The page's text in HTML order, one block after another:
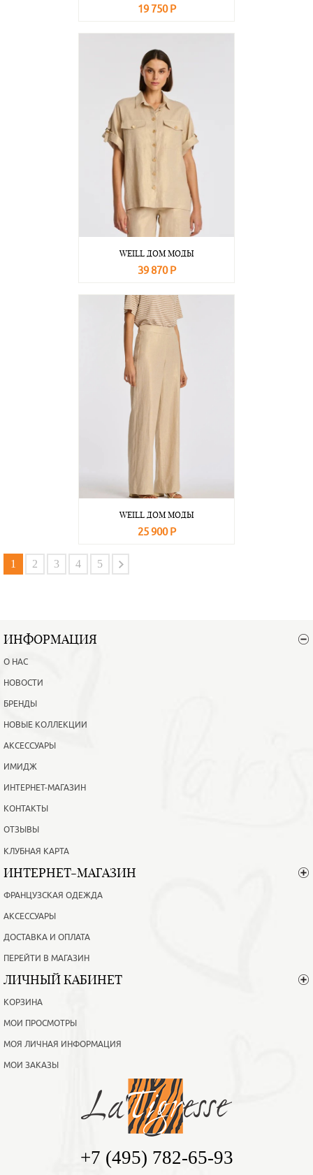
19 750 Р
WEILL ДОМ МОДЫ
39 870 Р
WEILL ДОМ МОДЫ
25 900 Р
В корзину
1 2 3 4 5
ИНФОРМАЦИЯ
О НАС
НОВОСТИ
БРЕНДЫ
НОВЫЕ КОЛЛЕКЦИИ
АКСЕССУАРЫ
ИМИДЖ
ИНТЕРНЕТ-МАГАЗИН
КОНТАКТЫ
ОТЗЫВЫ
КЛУБНАЯ КАРТА
ИНТЕРНЕТ-МАГАЗИН
ФРАНЦУЗСКАЯ ОДЕЖДА
АКСЕССУАРЫ
ДОСТАВКА И ОПЛАТА
ПЕРЕЙТИ В МАГАЗИН
ЛИЧНЫЙ КАБИНЕТ
КОРЗИНА
МОИ ПРОСМОТРЫ
МОЯ ЛИЧНАЯ ИНФОРМАЦИЯ
МОИ ЗАКАЗЫ
+7 (495) 782-65-93